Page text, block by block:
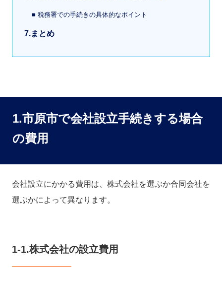
■ 税務署での手続きの具体的なポイント
7.まとめ
1.市原市で会社設立手続きする場合
の費用
会社設立にかかる費用は、株式会社を選ぶか合同会社を
選ぶかによって異なります。
1-1.株式会社の設立費用